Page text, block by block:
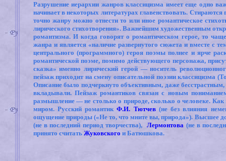
Разрушение иерархии жанров классицизма имеет еще одно
начинает в некоторых литературах главенствовать.
точно жанру можно отнести то или иное романтическое
лирического стихотворения». Важнейшим художественным
романтизма. И когда говорят о романтическом герое, то
жанра и является «наличие развернутого сюжета и вместе с
центрального (программного) героя поэмы полнее и ярче
романтической поэме, помимо действующего персонажа,
сказка» именно лирический герой — носитель
пейзаж приходит на смену описательной поэзии классицизма
Описание было подчеркнуто объективным, даже
вкладывали. Пейзаж романтиков связан с новым
размышление — не столько о природе, сколько о человеке.
миром. Русский романтикФ.И. Тютчев(не без влияния
ощущение природы («Не то, что мните вы, природа»). Высшее
(не в последний период творчества),Лермонтова (не в
принято считать Жуковского и Батюшкова.